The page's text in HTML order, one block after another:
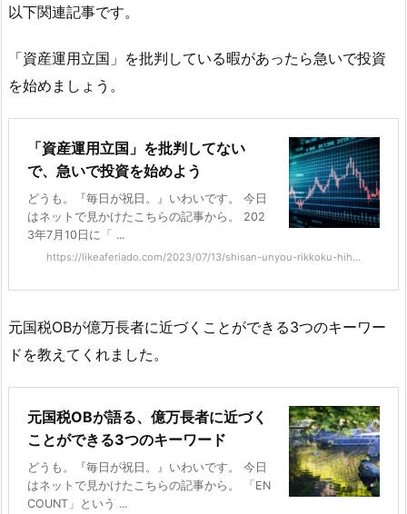
以下関連記事です。
「資産運用立国」を批判している暇があったら急いで投資
を始めましょう。
「資産運用立国」を批判してない
で、急いで投資を始めよう
どうも。『毎日が祝日。』いわいです。 今日
はネットで見かけたこちらの記事から。 202
3年7月10日に「 ...
https://likeaferiado.com/2023/07/13/shisan-unyou-rikkoku-hih...
元国税OBが億万長者に近づくことができる3つのキーワー
ドを教えてくれました。
元国税OBが語る、億万長者に近づく
ことができる3つのキーワード
どうも。『毎日が祝日。』いわいです。 今日
はネットで見かけたこちらの記事から。 「EN
COUNT」という ...